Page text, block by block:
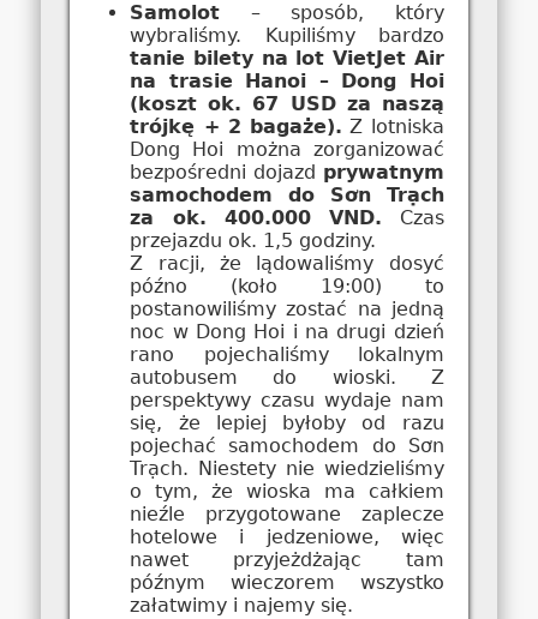
Samolot – sposób, który
wybraliśmy. Kupiliśmy bardzo
tanie bilety na lot VietJet Air
na trasie Hanoi – Dong Hoi
(koszt ok. 67 USD za naszą
trójkę + 2 bagaże). Z lotniska
Dong Hoi można zorganizować
bezpośredni dojazd prywatnym
samochodem do Sơn Trạch
za ok. 400.000 VND. Czas
przejazdu ok. 1,5 godziny.
Z racji, że lądowaliśmy dosyć
późno (koło 19:00) to
postanowiliśmy zostać na jedną
noc w Dong Hoi i na drugi dzień
rano pojechaliśmy lokalnym
autobusem do wioski. Z
perspektywy czasu wydaje nam
się, że lepiej byłoby od razu
pojechać samochodem do Sơn
Trạch. Niestety nie wiedzieliśmy
o tym, że wioska ma całkiem
nieźle przygotowane zaplecze
hotelowe i jedzeniowe, więc
nawet przyjeżdżając tam
późnym wieczorem wszystko
załatwimy i najemy się.